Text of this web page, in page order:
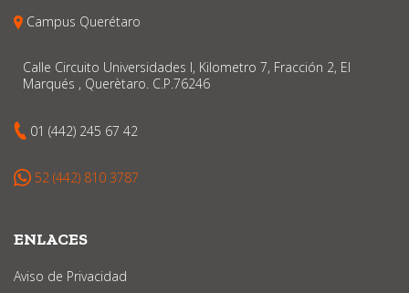
Campus Querétaro
Calle Circuito Universidades I, Kilometro 7, Fracción 2, El
Marqués , Querètaro. C.P.76246
01 (442) 245 67 42
52 (442) 810 3787
ENLACES
Aviso de Privacidad